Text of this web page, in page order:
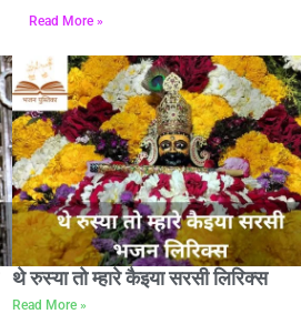
Read More »
थे रुस्या तो म्हारे कैइया सरसी लिरिक्स
Read More »